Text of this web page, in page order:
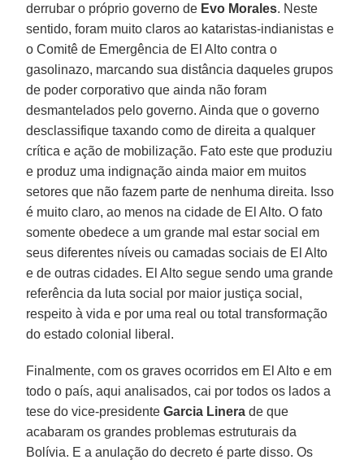
derrubar o próprio governo de Evo Morales. Neste
sentido, foram muito claros ao kataristas-indianistas e
o Comitê de Emergência de El Alto contra o
gasolinazo, marcando sua distância daqueles grupos
de poder corporativo que ainda não foram
desmantelados pelo governo. Ainda que o governo
desclassifique taxando como de direita a qualquer
crítica e ação de mobilização. Fato este que produziu
e produz uma indignação ainda maior em muitos
setores que não fazem parte de nenhuma direita. Isso
é muito claro, ao menos na cidade de El Alto. O fato
somente obedece a um grande mal estar social em
seus diferentes níveis ou camadas sociais de El Alto
e de outras cidades. El Alto segue sendo uma grande
referência da luta social por maior justiça social,
respeito à vida e por uma real ou total transformação
do estado colonial liberal.
Finalmente, com os graves ocorridos em El Alto e em
todo o país, aqui analisados, cai por todos os lados a
tese do vice-presidenteGarcia Linera de que
acabaram os grandes problemas estruturais da
Bolívia. E a anulação do decreto é parte disso. Os